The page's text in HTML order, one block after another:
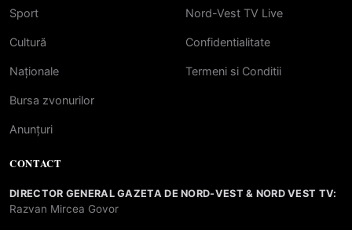
Sport
Cultură
Naționale
Bursa zvonurilor
Anunțuri
Nord-Vest TV Live
Confidentialitate
Termeni si Conditii
CONTACT
DIRECTOR GENERAL GAZETA DE NORD-VEST & NORD VEST TV:
Razvan Mircea Govor